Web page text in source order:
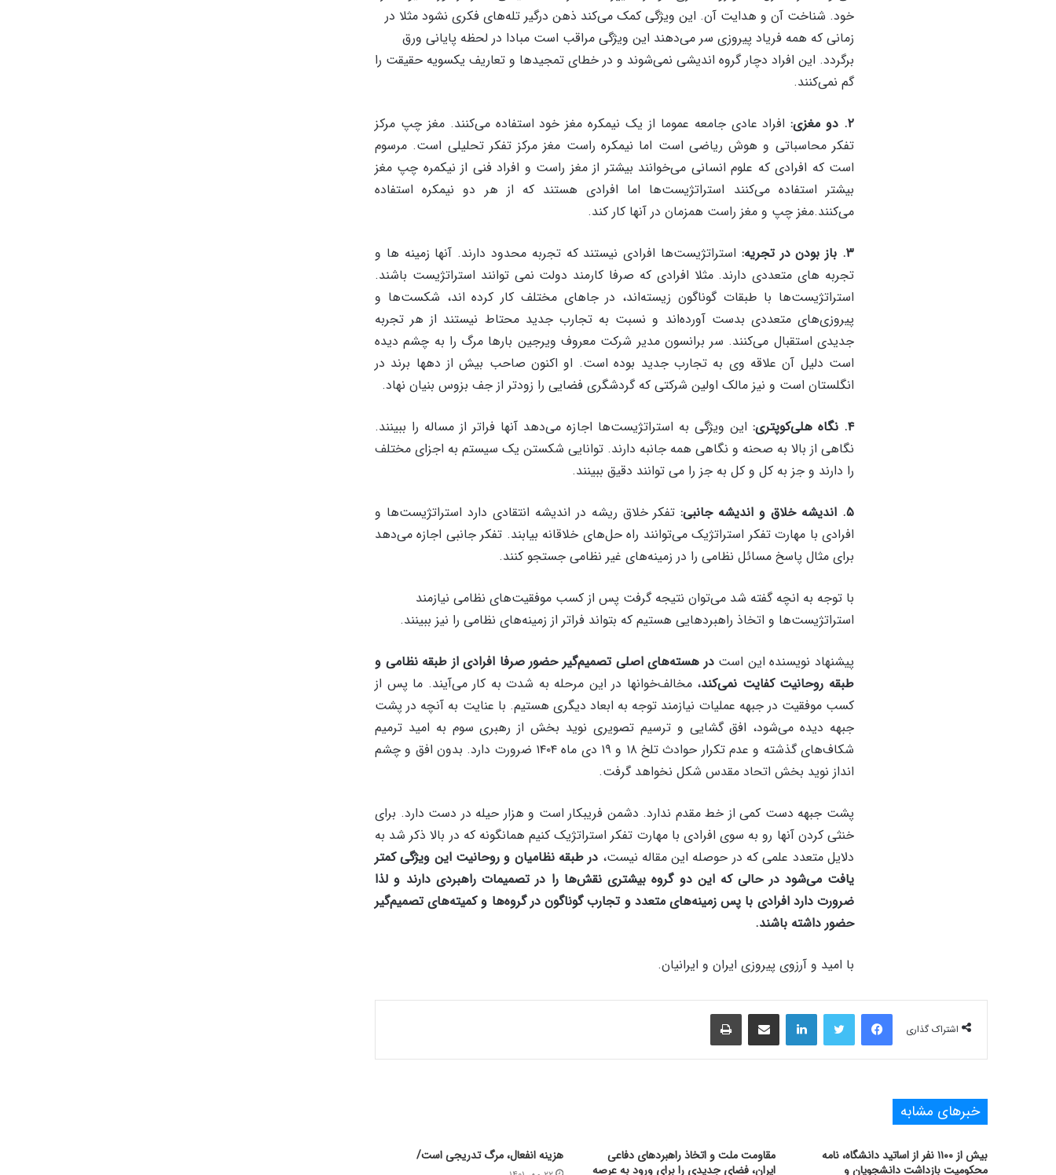
خود. شناخت آن و هدایت آن. این ویژگی کمک می‌کند ذهن درگیر تله‌های فکری نشود مثلا در
زمانی که همه فریاد پیروزی سر می‌دهند این ویژگی مراقب است مبادا در لحظه پایانی ورق
برگردد. این افراد دچار گروه اندیشی نمی‌شوند و در خطای تمجیدها و تعاریف یکسویه حقیقت را
گم نمی‌کنند.
۲. دو مغزی:
افراد عادی جامعه عموما از یک نیمکره مغز خود استفاده می‌کنند. مغز چپ مرکز
تفکر محاسباتی و هوش ریاضی است اما نیمکره راست مغز مرکز تفکر تحلیلی است. مرسوم
است که افرادی که علوم انسانی می‌خوانند بیشتر از مغز راست و افراد فنی از نیکمره چپ مغز
بیشتر استفاده می‌کنند استراتژیست‌ها اما افرادی هستند که از هر دو نیمکره استفاده
می‌کنند.مغز چپ و مغز راست همزمان در آنها کار کند.
۳. باز بودن در تجریه:
استراتژیست‌ها افرادی نیستند که تجربه محدود دارند. آنها زمینه ها و
تجربه های متعددی دارند. مثلا افرادی که صرفا کارمند دولت نمی توانند استراتژیست باشند.
استراتژیست‌ها با طبقات گوناگون زیسته‌اند، در جاهای مختلف کار کرده اند، شکست‌ها و
پیروزی‌های متعددی بدست آورده‌اند و نسبت به تجارب جدید محتاط نیستند از هر تجربه
جدیدی استقبال می‌کنند. سر برانسون مدیر شرکت معروف ویرجین بارها مرگ را به چشم دیده
است دلیل آن علاقه وی به تجارب جدید بوده است. او اکنون صاحب بیش از دهها برند در
انگلستان است و نیز مالک اولین شرکتی که گردشگری فضایی را زودتر از جف بزوس بنیان نهاد.
۴. نگاه هلی‌کوپتری:
این ویژگی به استراتژیست‌ها اجازه می‌دهد آنها فراتر از مساله را ببینند.
نگاهی از بالا به صحنه و نگاهی همه جانبه دارند. توانایی شکستن یک سیستم به اجزای مختلف
را دارند و جز به کل و کل به جز را می توانند دقیق ببینند.
۵. اندیشه خلاق و اندیشه جانبی:
تفکر خلاق ریشه در اندیشه انتقادی دارد استراتژیست‌ها و
افرادی با مهارت تفکر استراتژیک می‌توانند راه حل‌های خلاقانه بیابند. تفکر جانبی اجازه می‌دهد
برای مثال پاسخ مسائل نظامی را در زمینه‌های غیر نظامی جستجو کنند.
با توجه به انچه گفته شد می‌توان نتیجه گرفت پس از کسب موفقیت‌های نظامی نیازمند
استراتژیست‌ها و اتخاذ راهبردهایی هستیم که بتواند فراتر از زمینه‌های نظامی را نیز ببینند.
پیشنهاد نویسنده این استدر هسته‌های اصلی تصمیم‌گیر حضور صرفا افرادی از طبقه نظامی و
طبقه روحانیت کفایت نمی‌کند، مخالف‌خوانها در این مرحله به شدت به کار می‌آیند. ما پس از
کسب موفقیت در جبهه عملیات نیازمند توجه به ابعاد دیگری هستیم. با عنایت به آنچه در پشت
جبهه دیده می‌شود، افق گشایی و ترسیم تصویری نوید بخش از رهبری سوم به امید ترمیم
شکاف‌های گذشته و عدم تکرار حوادث تلخ ۱۸ و ۱۹ دی ماه ۱۴۰۴ ضرورت دارد. بدون افق و چشم
انداز نوید بخش اتحاد مقدس شکل نخواهد گرفت.
پشت جبهه دست کمی از خط مقدم ندارد. دشمن فریبکار است و هزار حیله در دست دارد. برای
خنثی کردن آنها رو به سوی افرادی با مهارت تفکر استراتژیک کنیم همانگونه که در بالا ذکر شد به
دلایل متعدد علمی که در حوصله این مقاله نیست، در طبقه نظامیان و روحانیت این ویژگی کمتر
یافت می‌شود در حالی که این دو گروه بیشتری نقش‌ها را در تصمیمات راهبردی دارند و لذا
ضرورت دارد افرادی با پس زمینه‌های متعدد و تجارب گوناگون در گروه‌ها و کمیته‌های تصمیم‌گیر
حضور داشته باشند.
با امید و آرزوی پیروزی ایران و ایرانیان.
اشتراک گذاری
فیس بوک لینکدین اشتراک‌گذاری از طریق ایمیل
خبرهای مشابه
بیش از ۱۱۰۰ نفر از اساتید دانشگاه، نامه
محکومیت بازداشت دانشجویان و
مقاومت ملت و اتخاذ راهبردهای دفاعی
ایران، فضای جدیدی را برای ورود به عرصه
هزینه انفعال، مرگ تدریجی است/